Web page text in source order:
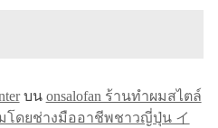
บน onsalofan ร้านทำผมสไตล์
ดยช่างมืออาชีพชาวญี่ปุ่น イ